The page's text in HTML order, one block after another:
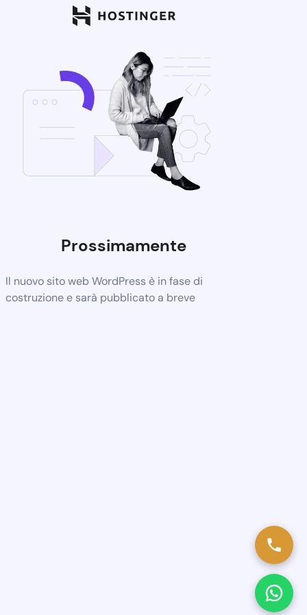
Prossimamente
Il nuovo sito web WordPress è in fase di
costruzione e sarà pubblicato a breve